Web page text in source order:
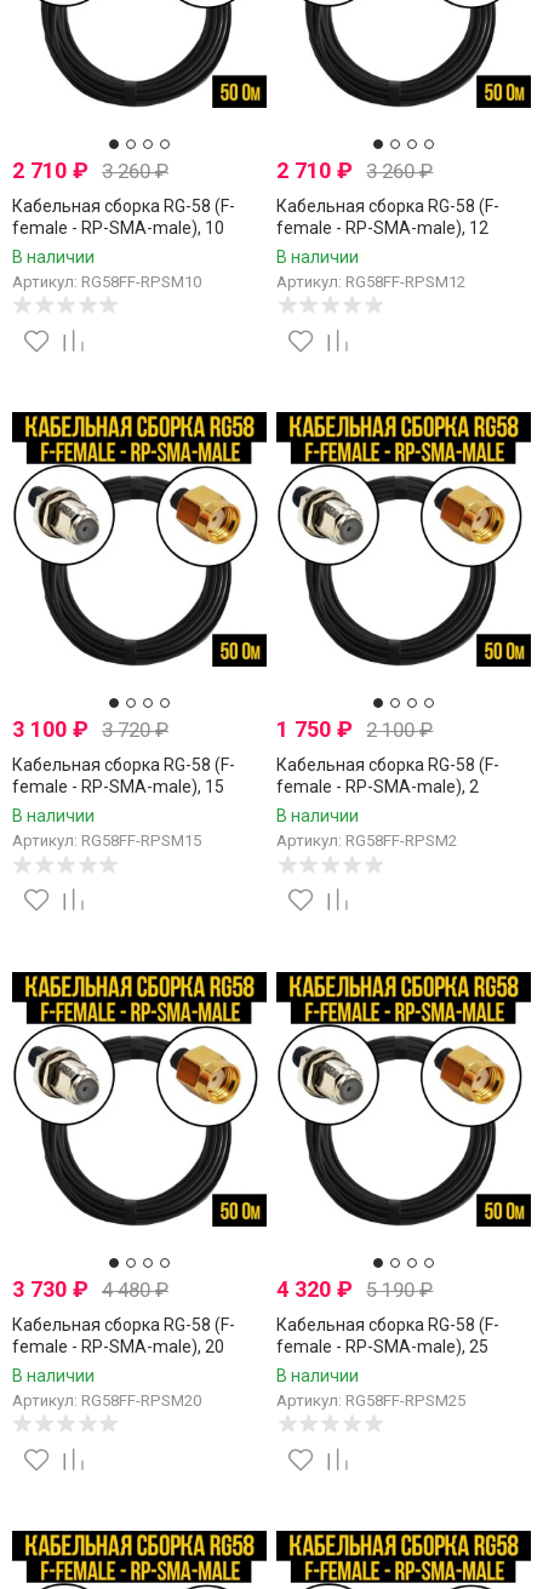
2 710 ₽ 3 260₽
Кабельная сборка RG-58 (F-
female - RP-SMA-male), 10
метров
В наличии
Артикул: RG58FF-RPSM10
2 710₽ 3 260₽
Кабельная сборка RG-58 (F-
female - RP-SMA-male), 12
метров
В наличии
Артикул: RG58FF-RPSM12
3 100 ₽ 3 720₽
Кабельная сборка RG-58 (F-
female - RP-SMA-male), 15
метров
В наличии
Артикул: RG58FF-RPSM15
1 750₽ 2 100₽
Кабельная сборка RG-58 (F-
female - RP-SMA-male), 2
метра
В наличии
Артикул: RG58FF-RPSM2
3 730 ₽ 4 480₽
Кабельная сборка RG-58 (F-
female - RP-SMA-male), 20
метров
В наличии
Артикул: RG58FF-RPSM20
4 320₽ 5 190₽
Кабельная сборка RG-58 (F-
female - RP-SMA-male), 25
метров
В наличии
Артикул: RG58FF-RPSM25